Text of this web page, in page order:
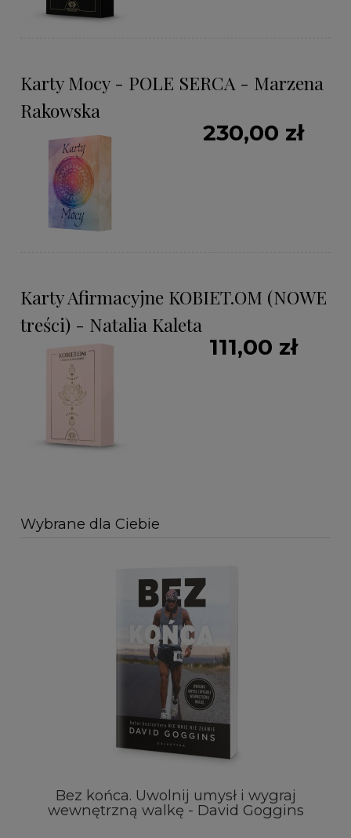
Karty Mocy - POLE SERCA - Marzena
Rakowska
230,00 zł
Karty Afirmacyjne KOBIET.OM (NOWE
treści) - Natalia Kaleta
111,00 zł
Wybrane dla Ciebie
Bez końca. Uwolnij umysł i wygraj
wewnętrzną walkę - David Goggins